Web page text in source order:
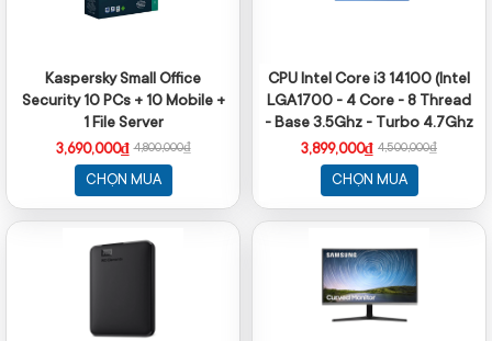
Kaspersky Small Office
Security 10 PCs + 10 Mobile +
1 File Server
3,690,000₫ 4,800,000₫
CHỌN MUA
CPU Intel Core i3 14100 (Intel
LGA1700 - 4 Core - 8 Thread
- Base 3.5Ghz - Turbo 4.7Ghz
- Cache 12MB)
3,899,000₫ 4,500,000₫
CHỌN MUA